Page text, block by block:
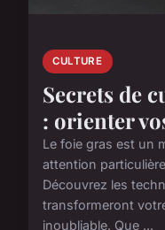
CULTURE
Secrets de
: orienter
Le foie gras est un
attention
Découvrez les
transformeront
inoubliable. Que ...